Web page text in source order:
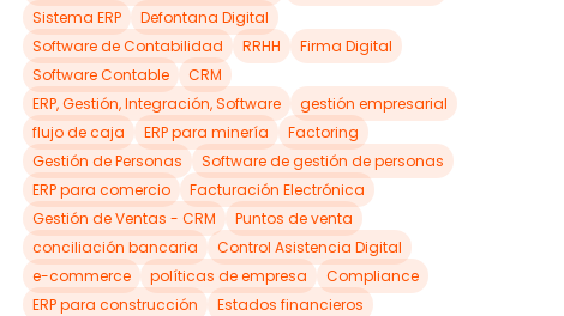
Sistema ERP
Defontana Digital
Software de Contabilidad
RRHH
Firma Digital
Software Contable
CRM
ERP, Gestión, Integración, Software
gestión empresarial
flujo de caja
ERP para minería
Factoring
Gestión de Personas
Software de gestión de personas
ERP para comercio
Facturación Electrónica
Gestión de Ventas - CRM
Puntos de venta
conciliación bancaria
Control Asistencia Digital
e-commerce
políticas de empresa
Compliance
ERP para construcción
Estados financieros